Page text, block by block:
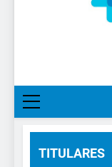
TITULARES
El
6 Horas Atrás